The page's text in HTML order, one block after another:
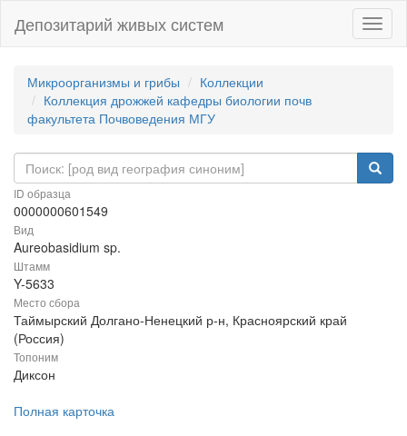
Депозитарий живых систем
Микроорганизмы и грибы
Коллекции
Коллекция дрожжей кафедры биологии почв
факультета Почвоведения МГУ
ID образца
0000000601549
Вид
Aureobasidium sp.
Штамм
Y-5633
Место сбора
Таймырский Долгано-Ненецкий р-н, Красноярский край
(Россия)
Топоним
Диксон
Полная карточка